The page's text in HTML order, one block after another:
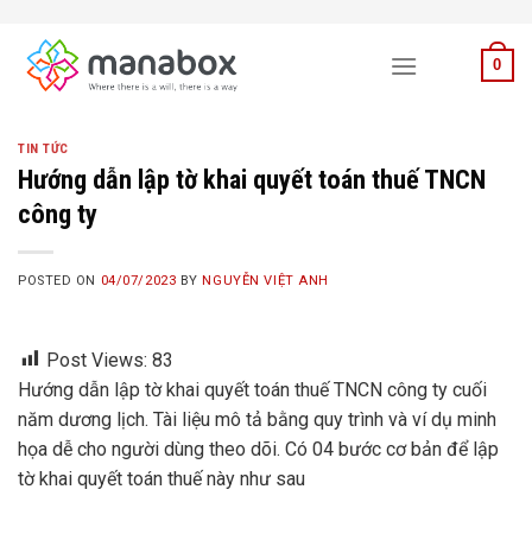
content
0
TIN TỨC
Hướng dẫn lập tờ khai quyết toán thuế TNCN
công ty
POSTED ON 04/07/2023 BYNGUYỄN VIỆT ANH
Post Views: 83
Hướng dẫn lập tờ khai quyết toán thuế TNCN công ty cuối
năm dương lịch. Tài liệu mô tả bằng quy trình và ví dụ minh
họa dễ cho người dùng theo dõi. Có 04 bước cơ bản để lập
tờ khai quyết toán thuế này như sau